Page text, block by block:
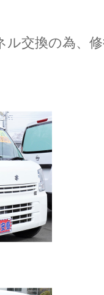
交換の為、